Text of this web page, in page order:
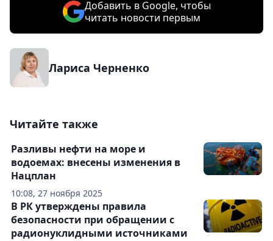
Добавить в Google, чтобы
читать новости первым
Лариса Черненко
Читайте также
10:08, 27 ноября 2025
Разливы нефти на море и
водоемах: внесены изменения в
Нацплан
В РК утверждены правила
безопасности при обращении с
радионуклидными источниками